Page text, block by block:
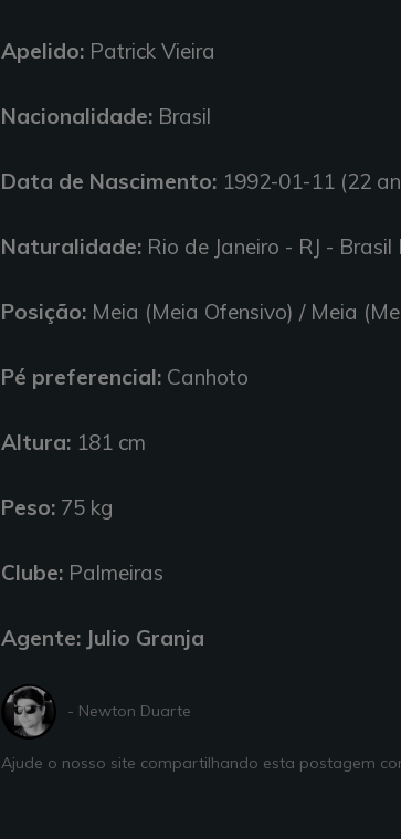
Apelido: Patrick Vieira
Nacionalidade: Brasil
Data de Nascimento: 1992-01-11 (22
Naturalidade: Rio de Janeiro - RJ - Brasil
Posição: Meia (Meia Ofensivo) / Meia
Pé preferencial: Canhoto
Altura: 181 cm
Peso: 75 kg
Clube: Palmeiras
Agente: Julio Granja
- Newton Duarte
Ajude o nosso site compartilhando esta postagem